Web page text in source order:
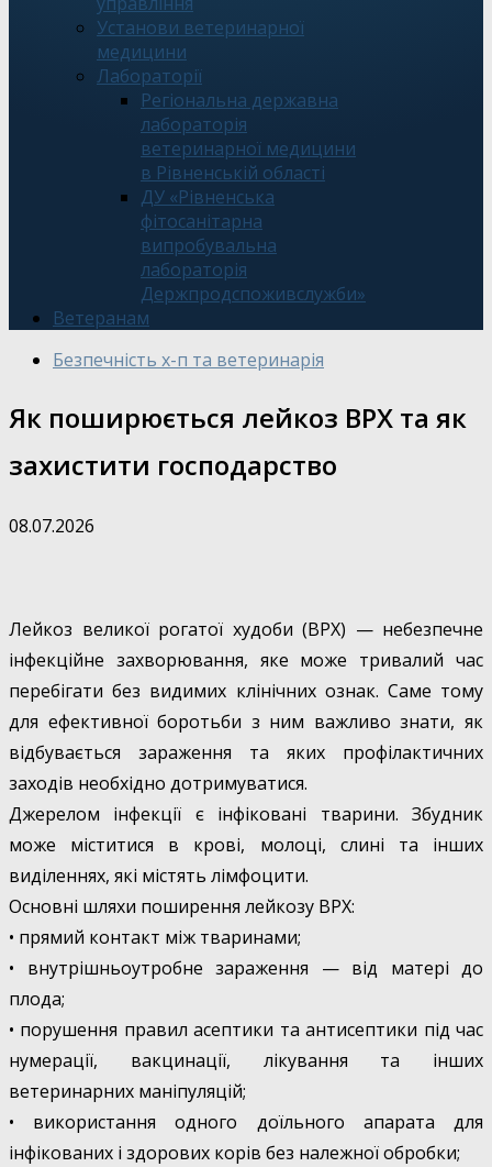
Установи ветеринарної
медицини
Лабораторії
Регіональна державна
лабораторія
ветеринарної медицини
в Рівненській області
ДУ «Рівненська
фітосанітарна
випробувальна
лабораторія
Держпродспоживслужби»
Ветеранам
Безпечність х-п та ветеринарія
Як поширюється лейкоз ВРХ та як
захистити господарство
08.07.2026
Лейкоз великої рогатої худоби (ВРХ) — небезпечне
інфекційне захворювання, яке може тривалий час
перебігати без видимих клінічних ознак. Саме тому
для ефективної боротьби з ним важливо знати, як
відбувається зараження та яких профілактичних
заходів необхідно дотримуватися.
Джерелом інфекції є інфіковані тварини. Збудник
може міститися в крові, молоці, слині та інших
виділеннях, які містять лімфоцити.
Основні шляхи поширення лейкозу ВРХ:
• прямий контакт між тваринами;
• внутрішньоутробне зараження — від матері до
плода;
• порушення правил асептики та антисептики під час
нумерації, вакцинації, лікування та інших
ветеринарних маніпуляцій;
• використання одного доїльного апарата для
інфікованих і здорових корів без належної обробки;